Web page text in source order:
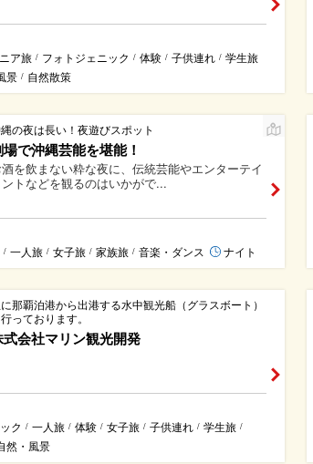
ア旅 / フォトジェニック / 体験 / 子供連れ / 学生旅
景 / 自然散策
の夜は長い！夜遊びスポット
で沖縄芸能を堪能！
を飲まない粋な夜に、伝統芸能やエンターテイ
ントなどを観るのはいかがで...
/ 一人旅 / 女子旅 / 家族旅 / 音楽・ダンス ナイト
那覇泊港から出港する水中観光船（グラスボート）
っております。
式会社マリン観光開発
ク / 一人旅 / 体験 / 女子旅 / 子供連れ / 学生旅 /
然・風景